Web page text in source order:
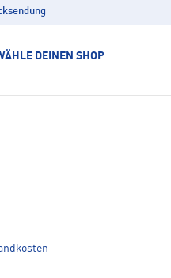
DEINEN SHOP